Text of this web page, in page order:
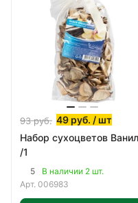
93руб. 49 руб. / шт
Набор сухоцветов Ваниль
/1
5
В наличии 2 шт.
Арт. 006983